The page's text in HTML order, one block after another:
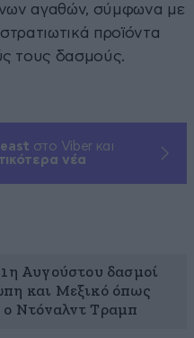
αγαθών, σύμφωνα με
προϊόντα
τους δασμούς.
στο Viber και
νέα
Αυγούστου δασμοί
και Μεξικό όπως
ο Ντόναλντ Τραμπ